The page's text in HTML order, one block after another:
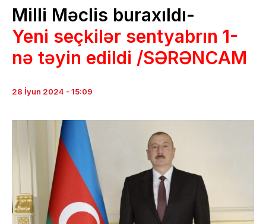
Milli Məclis buraxıldı-
Yeni seçkilər sentyabrın 1-
nə təyin edildi /SƏRƏNCAM
28 İyun 2024 - 15:09